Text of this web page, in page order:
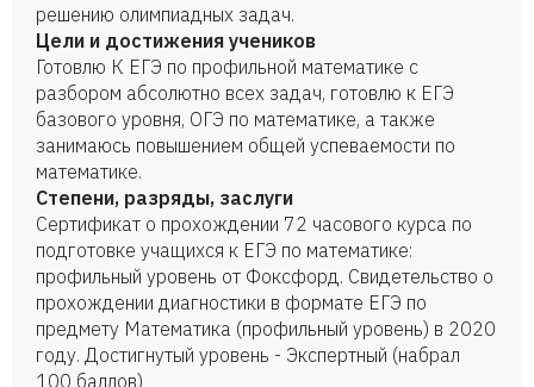
решению олимпиадных задач.
Цели и достижения учеников
Готовлю К ЕГЭ по профильной математике с
разбором абсолютно всех задач, готовлю к ЕГЭ
базового уровня, ОГЭ по математике, а также
занимаюсь повышением общей успеваемости по
математике.
Степени, разряды, заслуги
Сертификат о прохождении 72 часового курса по
подготовке учащихся к ЕГЭ по математике:
профильный уровень от Фоксфорд. Свидетельство о
прохождении диагностики в формате ЕГЭ по
предмету Математика (профильный уровень) в 2020
году. Достигнутый уровень - Экспертный (набрал
100 баллов)